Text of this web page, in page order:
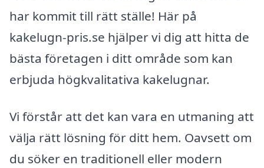
har kommit till rätt ställe! Här på
kakelugn-pris.se hjälper vi dig att hitta de
bästa företagen i ditt område som kan
erbjuda högkvalitativa kakelugnar.
Vi förstår att det kan vara en utmaning att
välja rätt lösning för ditt hem. Oavsett om
du söker en traditionell eller modern